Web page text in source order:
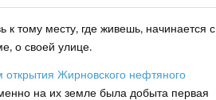
к тому месту, где живешь, начинается с
о своей улице.
открытия Жирновского нефтяного
на их земле была добыта первая